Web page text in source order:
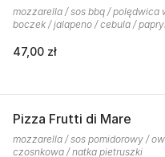
mozzarella / sos bbq / polędwica
boczek / jalapeno / cebula /
47,00 zł
Pizza Frutti di Mare
mozzarella / sos pomidorowy /
czosnkowa / natka pietruszki